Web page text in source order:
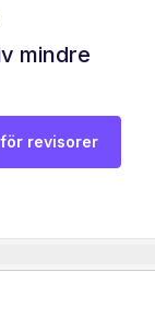
mindre
revisorer